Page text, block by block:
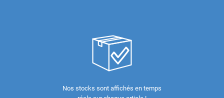
Nos stocks sont affichés en temps